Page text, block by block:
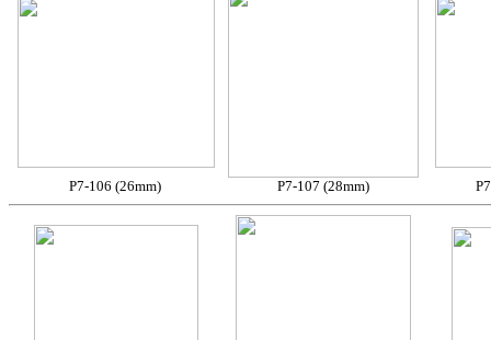
P7-106 (26mm) P7-107 (28mm)